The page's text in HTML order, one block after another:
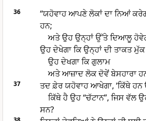
36
“ਯਹੋਵਾਹ ਆਪਣੇ ਲੋਕਾਂ ਦਾ ਨਿਆਂ
ਹਨ;
ਅਤੇ ਉਹ ਉਨ੍ਹਾਂ ਉੱਤੇ ਦਿਆਲੂ
ਉਹ ਦੇਖੇਗਾ ਕਿ ਉਨ੍ਹਾਂ ਦੀ ਤਾਕਤ
ਉਹ ਦੇਖਗਾ ਕਿ ਗੁਲਾਮ
ਅਤੇ ਆਜ਼ਾਦ ਲੋਕ ਦੋਵੇਂ ਬੇਸਹਾਰਾ
37
ਤਦ ਫ਼ੇਰ ਯਹੋਵਾਹ ਆਖੇਗਾ, ‘ਕਿੱਥੇ ਹਨ
ਕਿੱਥੇ ਹੈ ਉਹ “ਚੱਟਾਨ”, ਜਿਸ
ਸਨ?